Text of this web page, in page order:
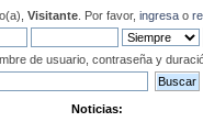
Visitante. Por favor, ingresao
de usuario, contraseña y
Noticias: